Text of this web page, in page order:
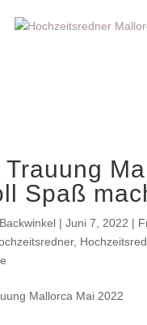
Trauung
Spaß
| Juni 7, 2022 |
,